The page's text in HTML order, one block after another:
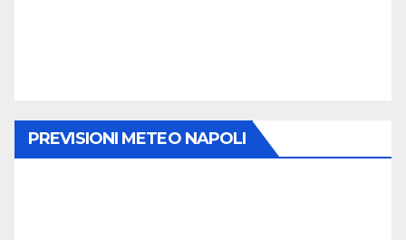
PREVISIONI METEO NAPOLI